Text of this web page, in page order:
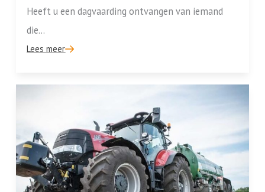
Heeft u een dagvaarding ontvangen van iemand
die...
Lees meer